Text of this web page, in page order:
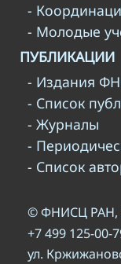
-
- Молодые
ПУБЛИКАЦИИ
- Издания
- Список
- Журналы
-
- Список
© ФНИСЦ РАН,
+7 499 125-00-
ул.